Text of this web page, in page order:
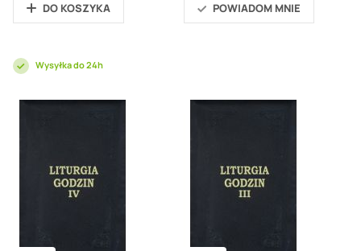
DO KOSZYKA
Wysyłka do 24h
POWIADOM MNIE